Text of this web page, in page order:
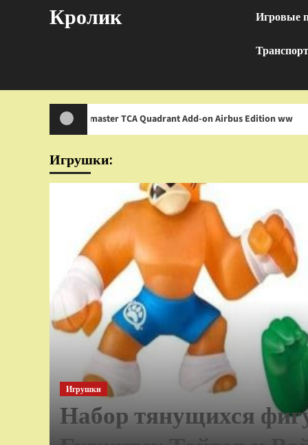
Кролик Игровые
Транспорт
TCA Quadrant Add-on Airbus Edition ww
Игрушки:
Игрушки
Набор тянущихся